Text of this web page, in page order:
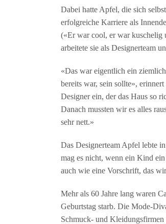
Dabei hatte Apfel, die sich
erfolgreiche Karriere als
(«Er war cool, er war kuschelig
arbeitete sie als Designerteam
«Das war eigentlich ein
bereits war, sein sollte»,
Designer ein, der das Haus so
Danach mussten wir es alles
sehr nett.»
Das Designerteam Apfel lebte
mag es nicht, wenn ein Kind
auch wie eine Vorschrift, das
Mehr als 60 Jahre lang waren
Geburtstag starb. Die Mode-
Schmuck- und